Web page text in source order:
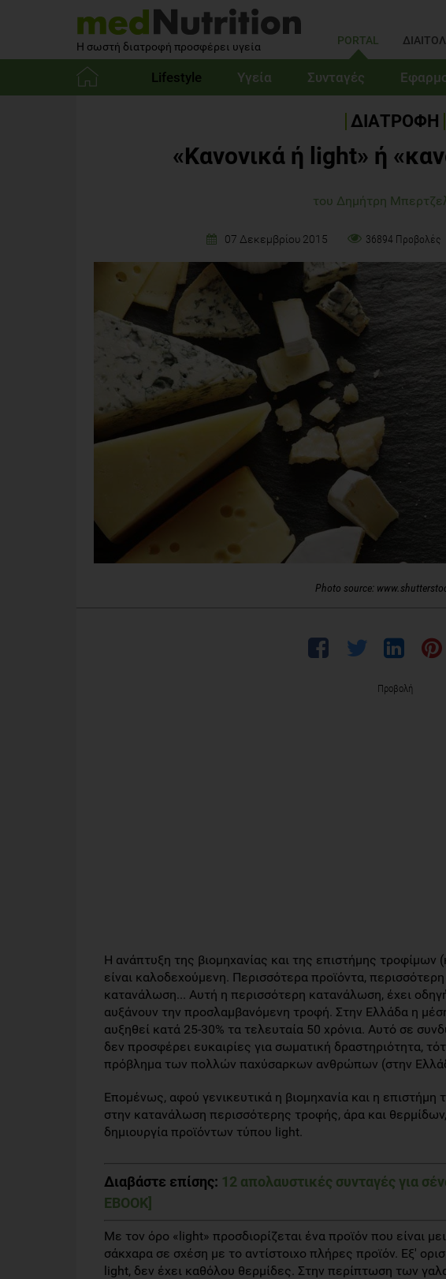
Η σωστή διατροφή προσφέρει υγεία PORTAL
Lifestyle Υγεία Συνταγές
ΔΙΑΤΡΟΦΗ
«Kανονικά ή light» ή
του Δημήτρη
07 Δεκεμβρίου 2015 36894 Προβολές
Photo source:
Προβολή
Η ανάπτυξη της βιομηχανίας και της επιστήμης
είναι καλοδεχούμενη. Περισσότερα προϊόντα,
κατανάλωση... Αυτή η περισσότερη κατανάλωση, έχει
αυξάνουν την προσλαμβανόμενη τροφή. Στην Ελλάδα η
αυξηθεί κατά 25-30% τα τελευταία 50 χρόνια. Αυτό σε
δεν προσφέρει ευκαιρίες για σωματική δραστηριότητα,
πρόβλημα των πολλών παχύσαρκων ανθρώπων (στην
Επομένως, αφού γενικευτικά η βιομηχανία και η
στην κατανάλωση περισσότερης τροφής, άρα και
δημιουργία προϊόντων τύπου light.
Διαβάστε επίσης: 12 απολαυστικές συνταγές για
EBOOK]
Με τον όρο «light» προσδιορίζεται ένα προϊόν που είναι
σάκχαρα σε σχέση με το αντίστοιχο πλήρες προϊόν. Εξ'
light, δεν έχει καθόλου θερμίδες. Στην περίπτωση των